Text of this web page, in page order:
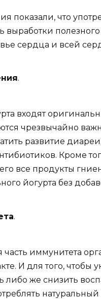
показали, что
выработки
сердца и всей
.
входят
чрезвычайно
развитие
Кроме
все продукты
йогурта без
.
часть иммунитета
И для того, чтобы
либо же снизить
натуральный